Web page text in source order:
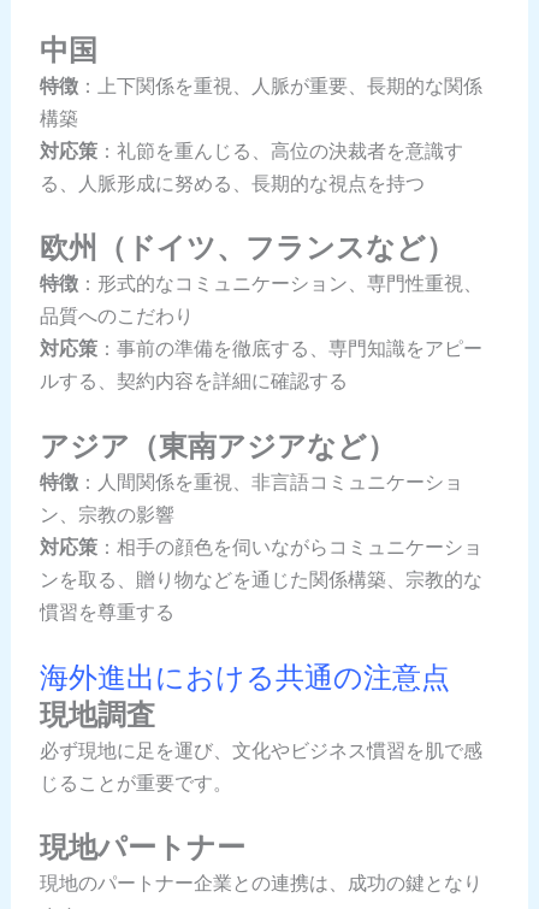
中国
特徴：上下関係を重視、人脈が重要、長期的な関係
構築
対応策：礼節を重んじる、高位の決裁者を意識す
る、人脈形成に努める、長期的な視点を持つ
欧州（ドイツ、フランスなど）
特徴：形式的なコミュニケーション、専門性重視、
品質へのこだわり
対応策：事前の準備を徹底する、専門知識をアピー
ルする、契約内容を詳細に確認する
アジア（東南アジアなど）
特徴：人間関係を重視、非言語コミュニケーショ
ン、宗教の影響
対応策：相手の顔色を伺いながらコミュニケーショ
ンを取る、贈り物などを通じた関係構築、宗教的な
慣習を尊重する
海外進出における共通の注意点
現地調査
必ず現地に足を運び、文化やビジネス慣習を肌で感
じることが重要です。
現地パートナー
現地のパートナー企業との連携は、成功の鍵となり